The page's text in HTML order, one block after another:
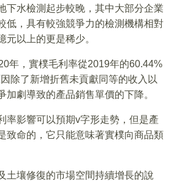
下水檢測起步較晚，其中大部分企業
低，具有較強競爭力的檢測機構相對
元以上的更是稀少。
年，實樸毛利率從2019年的60.44%
除了新增折舊未貢獻同等的收入以
加劇導致的產品銷售單價的下降。
率影響可以預期v字形走勢，但是產
致命的，它只能意味著實樸向商品類
土壤修復的市場空間持續增長的說